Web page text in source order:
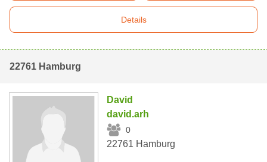
Details
22761 Hamburg
David
david.arh
0
22761 Hamburg